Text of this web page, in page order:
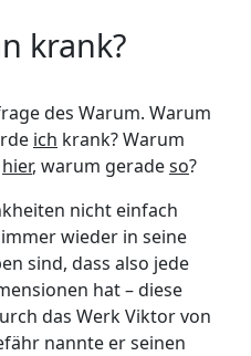
krank?
des Warum. Warum
ich krank? Warum
hier, warum geradeso?
nicht einfach
wieder in seine
sind, dass also jede
hat – diese
das Werk Viktor von
nannte er seinen